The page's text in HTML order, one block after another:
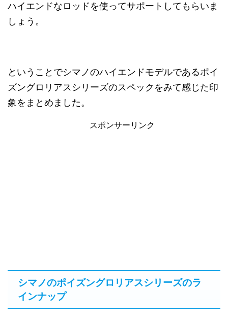
ハイエンドなロッドを使ってサポートしてもらいま
しょう。
ということでシマノのハイエンドモデルであるポイ
ズングロリアスシリーズのスペックをみて感じた印
象をまとめました。
スポンサーリンク
シマノのポイズングロリアスシリーズのラ
インナップ